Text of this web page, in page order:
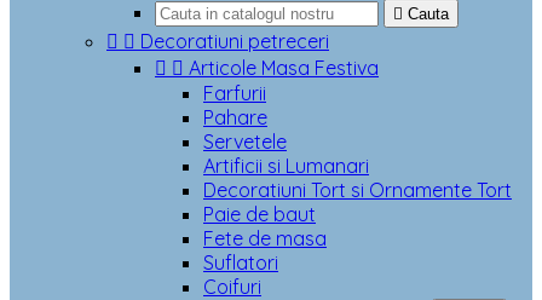
 Cauta
  Decoratiuni petreceri
  Articole Masa Festiva
Farfurii
Pahare
Servetele
Artificii si Lumanari
Decoratiuni Tort si Ornamente Tort
Paie de baut
Fete de masa
Suflatori
Coifuri